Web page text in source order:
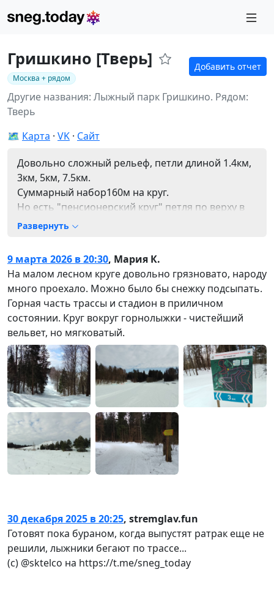
Гришкино [Тверь]
Москва + рядом
Добавить отчет
Другие названия: Лыжный парк Гришкино. Рядом:
Тверь
🗺️ Карта VK Сайт
Довольно сложный рельеф, петли длиной 1.4км,
3км, 5км, 7.5км.
Суммарный набор160м на круг.
Но есть "пенсионерский круг" петля по верху в
лесу без спуска.
Развернуть
9 марта 2026 в 20:30, Мария К.
На малом лесном круге довольно грязновато, народу
много проехало. Можно было бы снежку подсыпать.
Горная часть трассы и стадион в приличном
состоянии. Круг вокруг горнолыжки - чистейший
вельвет, но мягковатый.
30 декабря 2025 в 20:25, stremglav.fun
Готовят пока бураном, когда выпустят ратрак еще не
решили, лыжники бегают по трассе...
(с) @sktelco на https://t.me/sneg_today